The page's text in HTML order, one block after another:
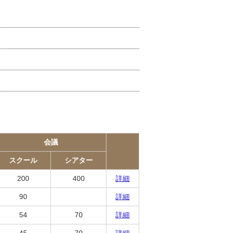
会議
スクール シアター
200 400 詳細
90 詳細
54 70 詳細